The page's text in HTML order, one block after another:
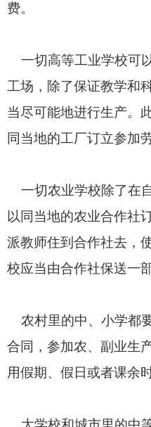
费。
一切高等工业学校可
工场，除了保证教学和
当尽可能地进行生产。
同当地的工厂订立参加
一切农业学校除了在
以同当地的农业合作社
派教师住到合作社去，
校应当由合作社保送一
农村里的中、小学都
合同，参加农、副业生
用假期、假日或者课余